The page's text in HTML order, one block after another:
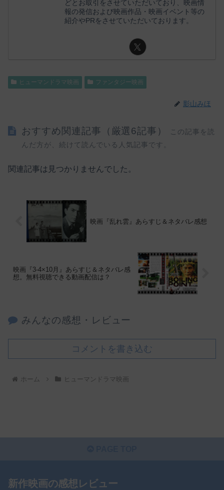
どとお取引をさせていただいており、映画情
報の発信および映画作品・映画イベント等の
紹介やPRをさせていただいております。
ヒューマンドラマ映画 ファンタジー映画
影山みほ
おすすめ関連記事（厳選6記事）
この記事を読
んだ方が、続けて読んでいる人気記事です。
関連記事は見つかりませんでした。
映画『乱れ雲』あらすじ＆ネタバレ感想
映画『3-4×10月』あらすじ＆ネタバレ感
想。無料視聴できる動画配信は？
みんなの感想・レビュー
コメントを書き込む
ホーム ヒューマンドラマ映画
新作映画の感想レビュー